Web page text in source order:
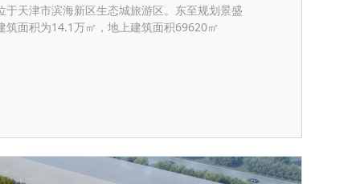
于天津市滨海新区生态城旅游区。东至规划景盛
筑面积为14.1万㎡，地上建筑面积69620㎡